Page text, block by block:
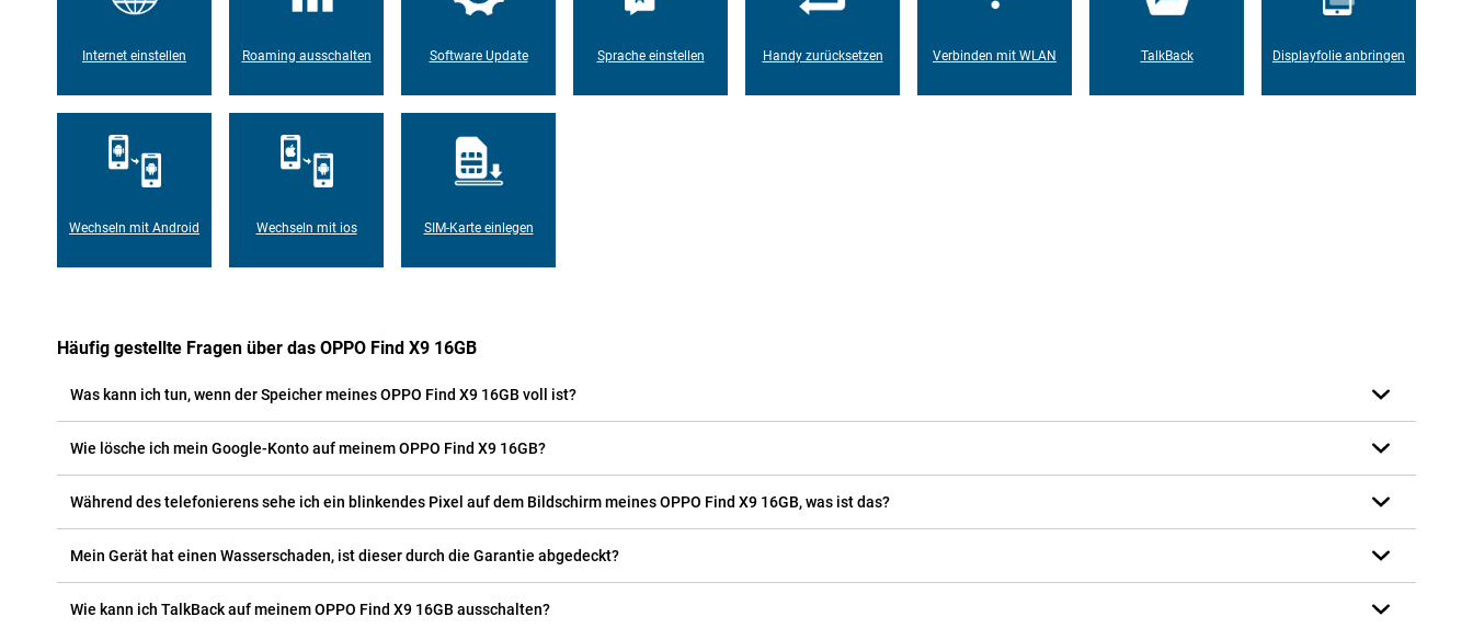
Internet einstellen Roaming ausschalten Software Update Sprache einstellen Handy zurücksetzen Verbinden mit WLAN TalkBack Displayfolie anbringen
Wechseln mit Android Wechseln mit ios SIM-Karte einlegen
Häufig gestellte Fragen über das OPPO Find X9 16GB
Was kann ich tun, wenn der Speicher meines OPPO Find X9 16GB voll ist?
Wie lösche ich mein Google-Konto auf meinem OPPO Find X9 16GB?
Während des telefonierens sehe ich ein blinkendes Pixel auf dem Bildschirm meines OPPO Find X9 16GB, was ist das?
Mein Gerät hat einen Wasserschaden, ist dieser durch die Garantie abgedeckt?
Wie kann ich TalkBack auf meinem OPPO Find X9 16GB ausschalten?